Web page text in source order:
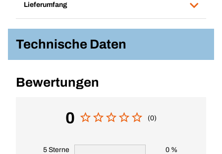
Lieferumfang
Technische Daten
Bewertungen
0 (0)
5 Sterne 0 %